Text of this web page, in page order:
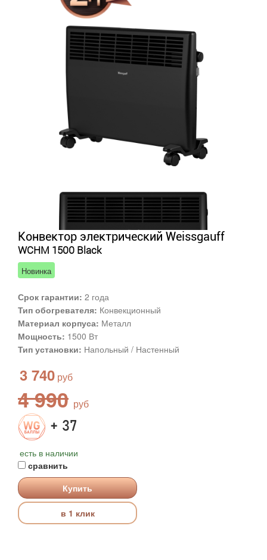
Конвектор электрический Weissgauff
WCHM 1500 Black
Новинка
Срок гарантии: 2 года
Тип обогревателя: Конвекционный
Материал корпуса: Металл
Мощность: 1500 Вт
Тип установки: Напольный / Настенный
3 740
4 990
+ 37
есть в наличии
сравнить
Купить
в 1 клик